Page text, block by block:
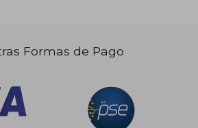
Formas de Pago